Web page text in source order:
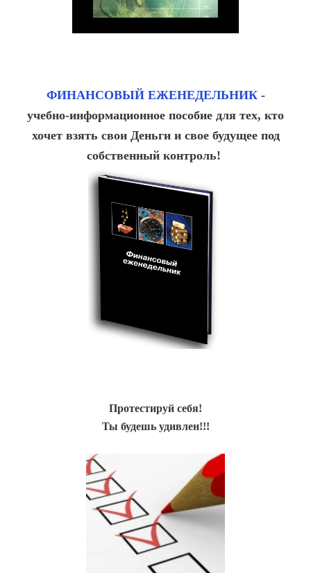
ФИНАНСОВЫЙ ЕЖЕНЕДЕЛЬНИК-
учебно-информационное пособие для тех, кто
хочет взять свои Деньги и свое будущее под
собственный контроль!
Протестируй себя!
Ты будешь удивлен!!!